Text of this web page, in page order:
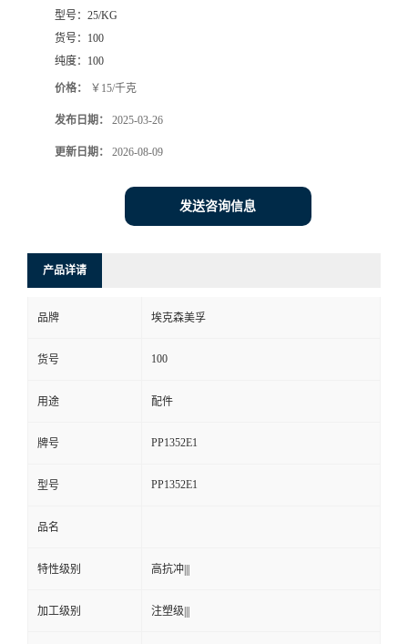
型号： 25/KG
货号： 100
纯度： 100
价格： ￥15/千克
发布日期： 2025-03-26
更新日期： 2026-08-09
发送咨询信息
产品详请
品牌 埃克森美孚
货号 100
用途 配件
牌号 PP1352E1
型号 PP1352E1
品名
特性级别 高抗冲|||
加工级别 注塑级|||